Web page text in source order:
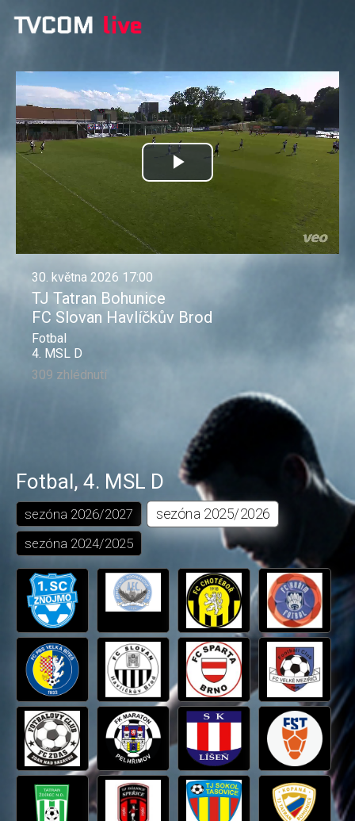
Přehrát
video
30. května 2026 17:00
TJ Tatran Bohunice
FC Slovan Havlíčkův Brod
Fotbal
4. MSL D
309 zhlédnutí
Fotbal, 4. MSL D
sezóna 2026/2027 sezóna 2025/2026
sezóna 2024/2025